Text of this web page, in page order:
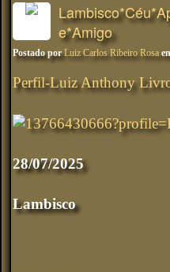
e*Amigo
Postado porLuiz Carlos Ribeiro Rosa
Perfil-Luiz Anthony
28/07/2025
Lambisco